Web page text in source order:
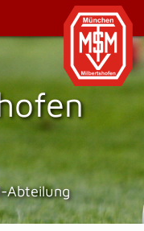
Abteilung